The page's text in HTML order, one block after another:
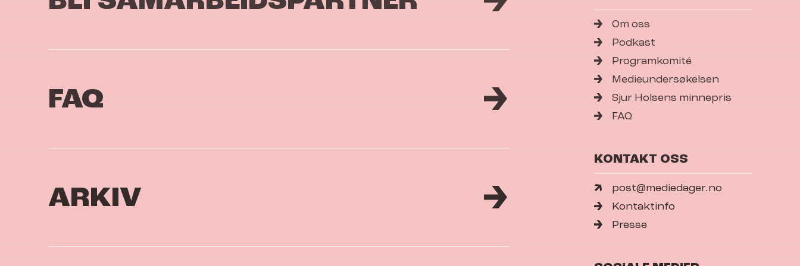
FAQ
ARKIV
Om oss
Podkast
Programkomité
Medieundersøkelsen
Sjur Holsens minnepris
FAQ
KONTAKT OSS
post@mediedager.no
Kontaktinfo
Presse